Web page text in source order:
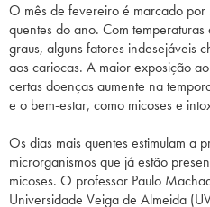
O mês de fevereiro é marcado por
quentes do ano. Com
graus, alguns fatores indesejáveis
aos cariocas. A maior exposição
certas doenças aumente na
e o bem-estar, como micoses e
Os dias mais quentes estimulam a
microrganismos que já estão
micoses. O professor Paulo
Universidade Veiga de Almeida